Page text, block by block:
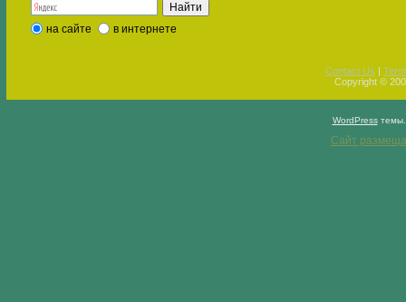
на сайте в интернете
Contact Us |
Copyright ©
WordPress
Сайт